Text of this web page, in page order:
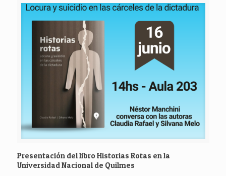
Presentación del libro Historias Rotas en la
Universidad Nacional de Quilmes